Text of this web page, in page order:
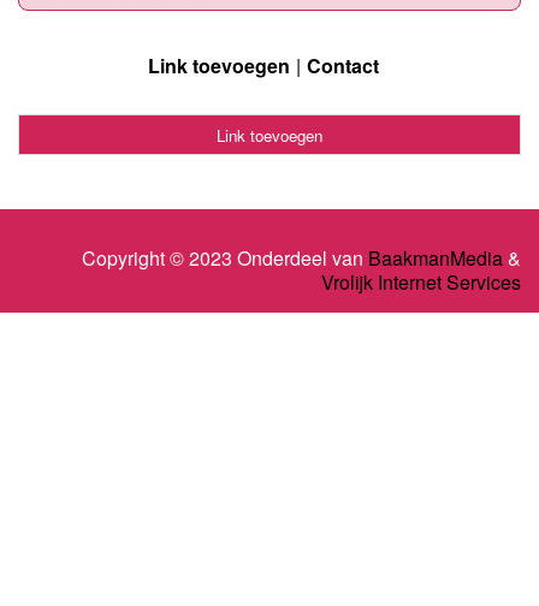
Link toevoegen Contact
Link toevoegen
Copyright © 2023 Onderdeel van BaakmanMedia&
Vrolijk Internet Services